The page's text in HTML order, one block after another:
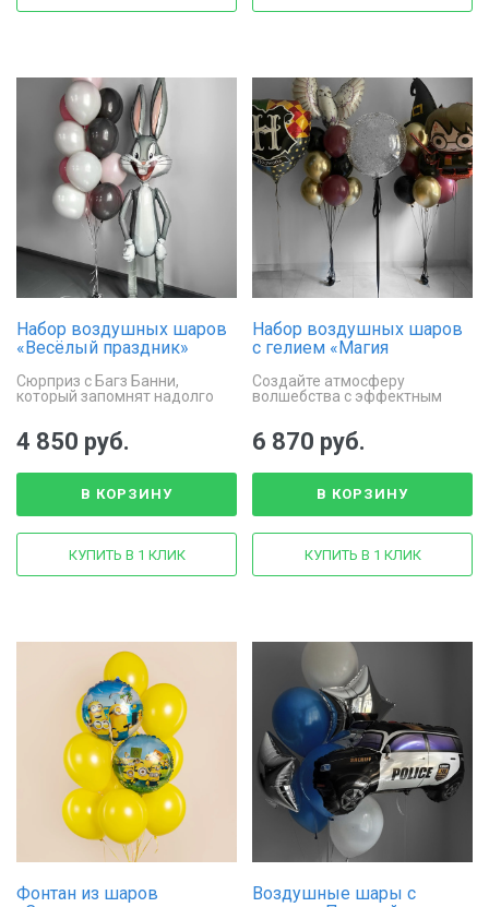
Набор воздушных шаров
«Весёлый праздник»
Сюрприз с Багз Банни,
который запомнят надолго
4 850 руб.
В КОРЗИНУ
КУПИТЬ В 1 КЛИК
Набор воздушных шаров
с гелием «Магия
Создайте атмосферу
волшебства с эффектным
6 870 руб.
В КОРЗИНУ
КУПИТЬ В 1 КЛИК
Фонтан из шаров
Воздушные шары с